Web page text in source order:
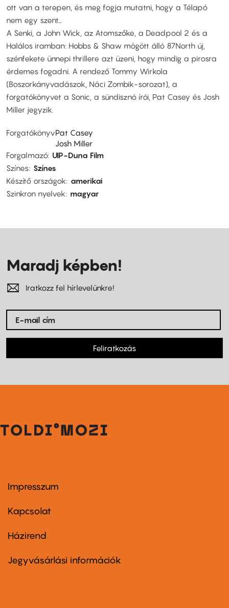
ott van a terepen, és meg fogja mutatni, hogy a Télapó
nem egy szent…
A Senki, a John Wick, az Atomszőke, a Deadpool 2 és a
Halálos iramban: Hobbs & Shaw mögött álló 87North új,
szénfekete ünnepi thrillere azt üzeni, hogy mindig a pirosra
érdemes fogadni. A rendező Tommy Wirkola
(Boszorkányvadászok, Náci Zombik-sorozat), a
forgatókönyvet a Sonic, a sündisznó írói, Pat Casey és Josh
Miller jegyzik.
ForgatókönyvPat Casey
Josh Miller
Forgalmazó UIP-Duna Film
Színes Színes
Készítő országok
amerikai
Szinkron nyelvek
magyar
Maradj képben!
Iratkozz fel hírlevelünkre!
Feliratkozás
Footer
first
Impresszum
Kapcsolat
Footer
second
Házirend
Jegyvásárlási információk